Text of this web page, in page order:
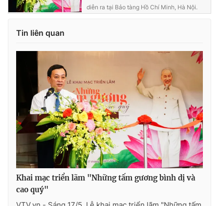
diễn ra tại Bảo tàng Hồ Chí Minh, Hà Nội.
Tin liên quan
Khai mạc triển lãm "Những tấm gương bình dị và
cao quý"